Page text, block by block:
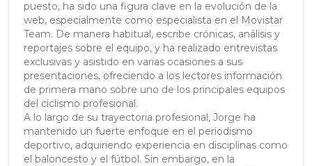
puesto, ha sido una figura clave en la evolución de la
web, especialmente como especialista en el Movistar
Team. De manera habitual, escribe crónicas, análisis y
reportajes sobre el equipo, y ha realizado entrevistas
exclusivas y asistido en varias ocasiones a sus
presentaciones, ofreciendo a los lectores información
de primera mano sobre uno de los principales equipos
del ciclismo profesional.
A lo largo de su trayectoria profesional, Jorge ha
mantenido un fuerte enfoque en el periodismo
deportivo, adquiriendo experiencia en disciplinas como
el baloncesto y el fútbol. Sin embargo, en la